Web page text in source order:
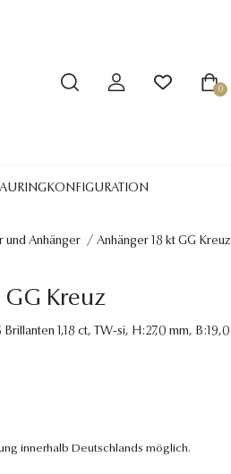
0
und Anhänger / Anhänger 18 kt GG Kreuz
GG Kreuz
1,18 ct, TW-si, H:27,0 mm, B:19,0
innerhalb Deutschlands möglich.